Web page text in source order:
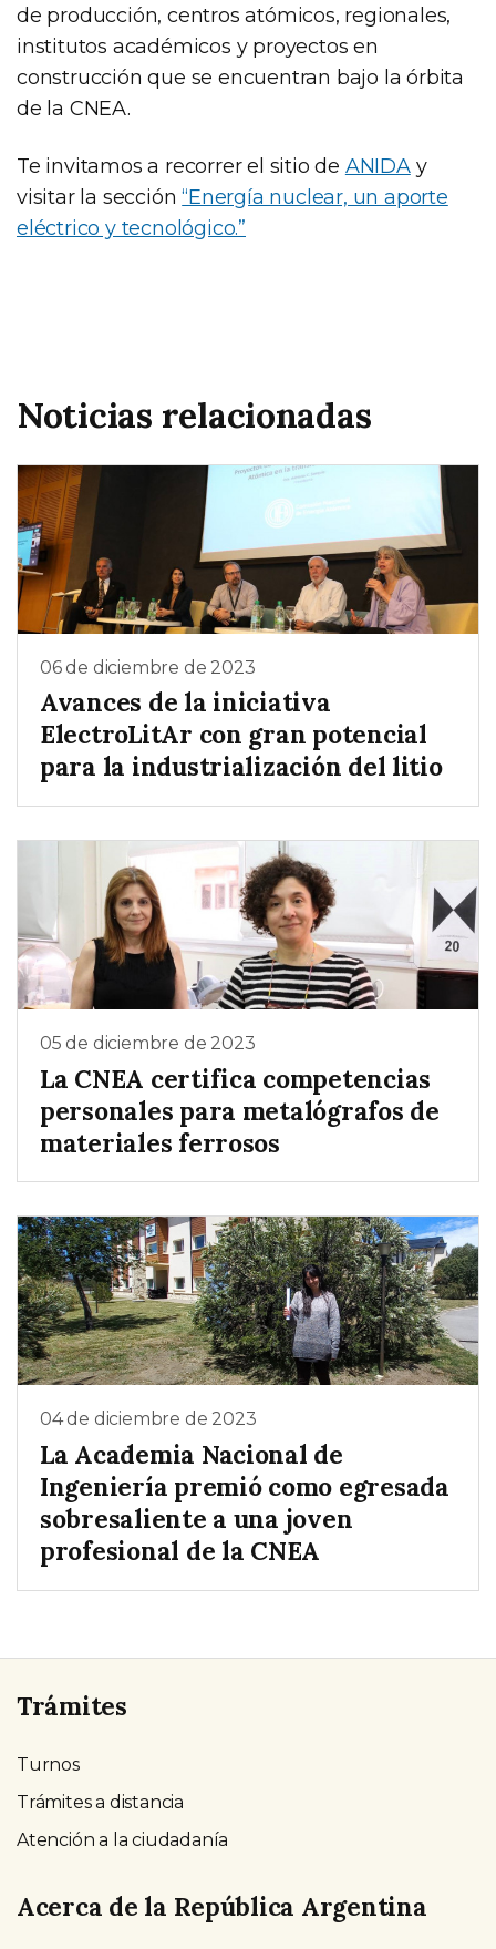
de producción, centros atómicos, regionales,
institutos académicos y proyectos en
construcción que se encuentran bajo la órbita
de la CNEA.
Te invitamos a recorrer el sitio de ANIDAy
visitar la sección“Energía nuclear, un aporte
eléctrico y tecnológico.”
Noticias relacionadas
06 de diciembre de 2023
Avances de la iniciativa
ElectroLitAr con gran potencial
para la industrialización del litio
05 de diciembre de 2023
La CNEA certifica competencias
personales para metalógrafos de
materiales ferrosos
04 de diciembre de 2023
La Academia Nacional de
Ingeniería premió como egresada
sobresaliente a una joven
profesional de la CNEA
Trámites
Turnos
Trámites a distancia
Atención a la ciudadanía
Acerca de la República Argentina